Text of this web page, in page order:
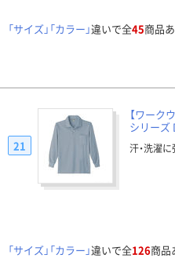
「サイズ」「カラー」違いで全45商品
【ワーク
シリーズ
汗・洗濯
21
「サイズ」「カラー」違いで全126商品